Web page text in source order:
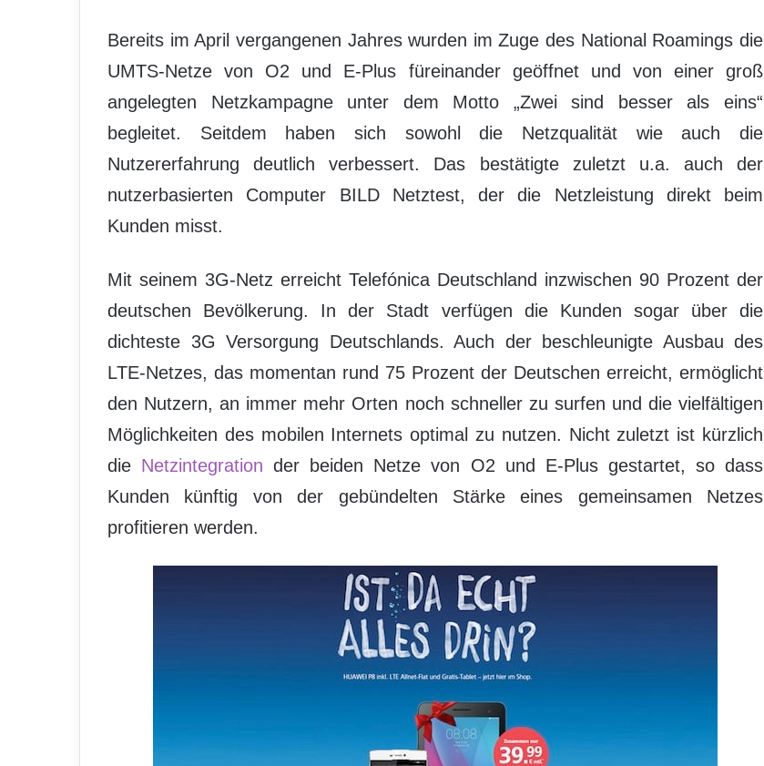
Bereits im April vergangenen Jahres wurden im Zuge des National Roamings die
UMTS-Netze von O2 und E-Plus füreinander geöffnet und von einer groß
angelegten Netzkampagne unter dem Motto „Zwei sind besser als eins“
begleitet. Seitdem haben sich sowohl die Netzqualität wie auch die
Nutzererfahrung deutlich verbessert. Das bestätigte zuletzt u.a. auch der
nutzerbasierten Computer BILD Netztest, der die Netzleistung direkt beim
Kunden misst.
Mit seinem 3G-Netz erreicht Telefónica Deutschland inzwischen 90 Prozent der
deutschen Bevölkerung. In der Stadt verfügen die Kunden sogar über die
dichteste 3G Versorgung Deutschlands. Auch der beschleunigte Ausbau des
LTE-Netzes, das momentan rund 75 Prozent der Deutschen erreicht, ermöglicht
den Nutzern, an immer mehr Orten noch schneller zu surfen und die vielfältigen
Möglichkeiten des mobilen Internets optimal zu nutzen. Nicht zuletzt ist kürzlich
die Netzintegration der beiden Netze von O2 und E-Plus gestartet, so dass
Kunden künftig von der gebündelten Stärke eines gemeinsamen Netzes
profitieren werden.